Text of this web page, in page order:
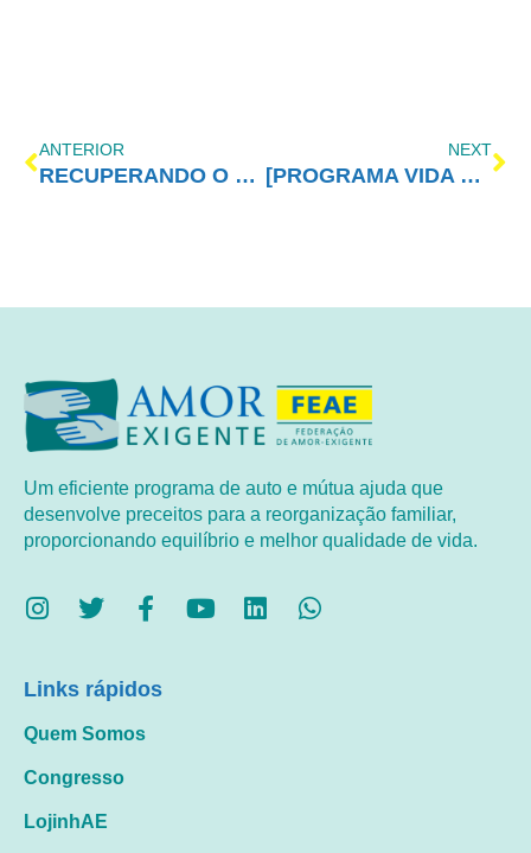
ANTERIOR
RECUPERANDO O SER HUMANO QUE EXISTE EM NÓS – Isabel O. P.Cidral
NEXT
[PROGRAMA VIDA MELHOR – REDEVIDA] – 22/02/2016
Um eficiente programa de auto e mútua ajuda que
desenvolve preceitos para a reorganização familiar,
proporcionando equilíbrio e melhor qualidade de vida.
Links rápidos
Quem Somos
Congresso
LojinhAE